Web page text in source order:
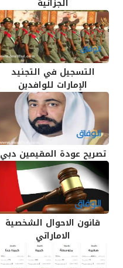
التسجيل في التجنيد
الإمارات للوافدين
تصريح عودة المقيمين دبي
قانون الاحوال الشخصية
الاماراتي